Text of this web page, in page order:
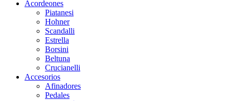
Acordeones
Piatanesi
Hohner
Scandalli
Estrella
Borsini
Beltuna
Crucianelli
Accesorios
Afinadores
Pedales